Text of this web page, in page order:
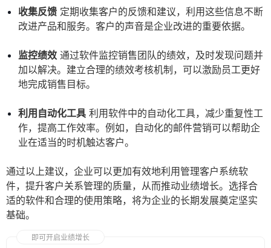
收集反馈 定期收集客户的反馈和建议，利用这些信息不断
改进产品和服务。客户的声音是企业改进的重要依据。
监控绩效 通过软件监控销售团队的绩效，及时发现问题并
加以解决。建立合理的绩效考核机制，可以激励员工更好
地完成销售目标。
利用自动化工具 利用软件中的自动化工具，减少重复性工
作，提高工作效率。例如，自动化的邮件营销可以帮助企
业在适当的时机触达客户。
通过以上建议，企业可以更加有效地利用管理客户系统软
件，提升客户关系管理的质量，从而推动业绩增长。选择合
适的软件和合理的使用策略，将为企业的长期发展奠定坚实
基础。
即可开启业绩增长